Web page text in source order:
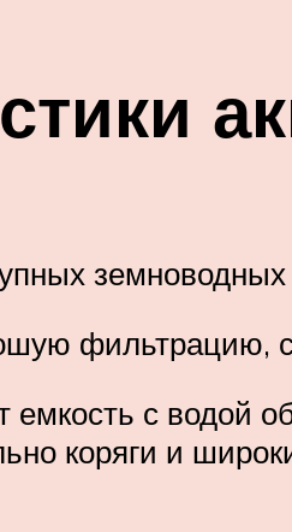
фильтрацию,
емкость с водой
коряги и